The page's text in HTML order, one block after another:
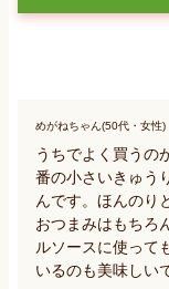
めがねちゃん(50代・女性)
うちでよく買うの
番の小さいきゅう
んです。ほんのり
おつまみはもちろ
ルソースに使って
いるのも美味しい